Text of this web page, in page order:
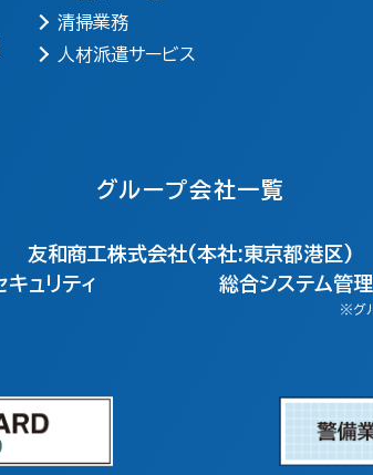
清掃業務
人材派遣サービス
グループ会社一覧
友和商工株式会社(本社:東京都港区)
ュリティ
総合システム管
※グ